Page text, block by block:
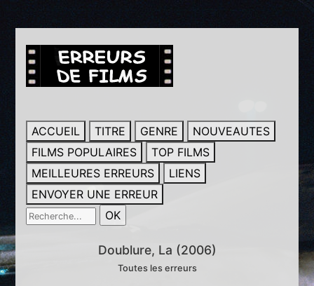
ACCUEIL TITRE GENRE
NOUVEAUTES
FILMS POPULAIRES
TOP FILMS
MEILLEURES ERREURS
LIENS
ENVOYER UNE ERREUR
Doublure, La (2006)
Toutes les erreurs